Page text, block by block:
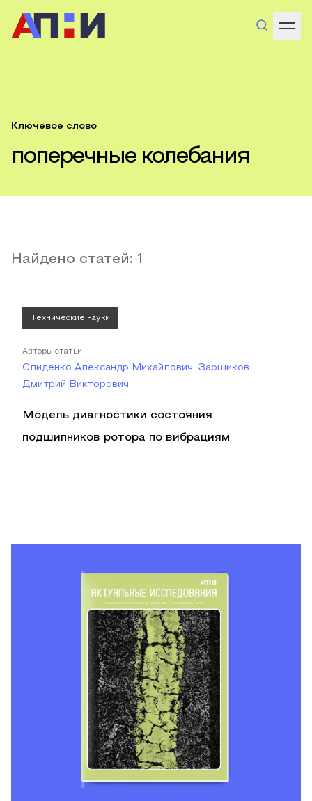
Ключевое слово
поперечные колебания
Найдено статей: 1
Технические науки
Авторы статьи
Слиденко Александр Михайлович, Зарщиков
Дмитрий Викторович
Модель диагностики состояния
подшипников ротора по вибрациям